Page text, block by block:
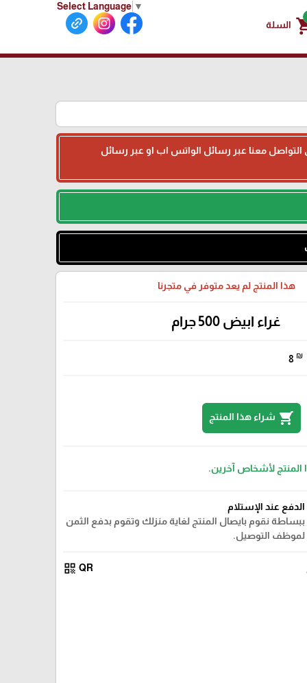
Select Language ▼
السلة
التواصل معنا عبر رسائل الواتس اب او عبر رسائل
هذا المنتج لم يعد متوفر في متجرنا
غراء ابيض 500 جرام
8 ₪
shopping_cart شراء هذا المنتج
المنتج لأشخاص آخرين.
الدفع عند الإستلام
ببساطة نقوم بايصال المنتج لغاية منزلك وتقوم بدفع الثمن
لموظف التوصيل.
QR
qr_code